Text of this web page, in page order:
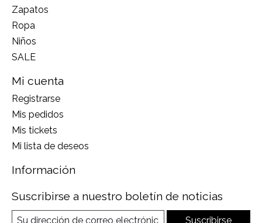
Zapatos
Ropa
Niños
SALE
Mi cuenta
Registrarse
Mis pedidos
Mis tickets
Mi lista de deseos
Información
Suscribirse a nuestro boletín de noticias
Suscribirse